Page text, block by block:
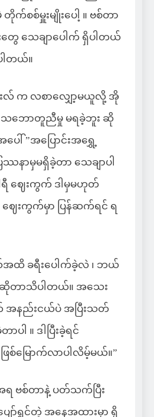
က်စစ်မှူးမျိုးပေါ့ ။ ဗစ်တာ
ေ သေချာပေါက် ရှိပါတယ်
ါတယ်။
လ် က လစာလျှော့မယူလို့ အို
သဘောတူညီမှု မရခဲ့ဘူး ဆို
ါ် ”အပြောင်းအရွှေ့
ဿနာမှမရှိခဲ့တာ သေချာပါ
ရီ ဈေးကွက် ဒါမှမဟုတ်
ဈေးကွက်မှာ ပြန်ဆက်ရင် ရ
ထိ ခရီးပေါက်ခဲ့လဲ ၊ ဘယ်
ဆိုတာသိပါတယ်။ အသေး
နည်းငယ်ပဲ အပြီးသတ်
ပါ ။ ဒါပြီးခဲ့ရင်
ြစ်မြောက်လာပါလိမ့်မယ်။”
ရ ဗစ်တာနဲ့ ပတ်သက်ပြီး
ာ်ရွှင်တဲ့ အနေအထားမှာ ရှိ